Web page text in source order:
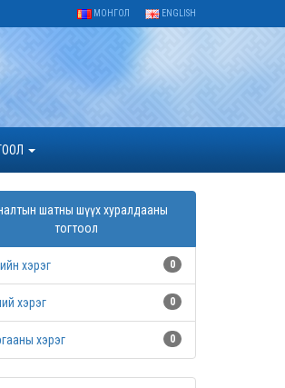
МОНГОЛ ENGLISH
шатны шүүх хуралдааны
тогтоол
хэрэг 0
хэрэг 0
хэрэг 0